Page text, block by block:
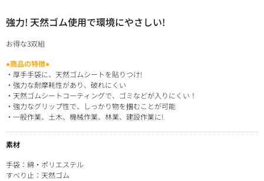
強力! 天然ゴム使用で環境にやさしい!
お得な3双組
●商品の特徴●
・厚手手袋に、天然ゴムシートを貼りつけ!
・強力な耐摩耗性があり、破れにくい
・天然ゴムシートコーティングで、ゴミなどが入りにくい！
・強力なグリップ性で、しっかり物を掴むことが可能
・一般作業、土木、機械作業、林業、建設作業に!
素材
手袋：綿・ポリエステル
すべり止：天然ゴム